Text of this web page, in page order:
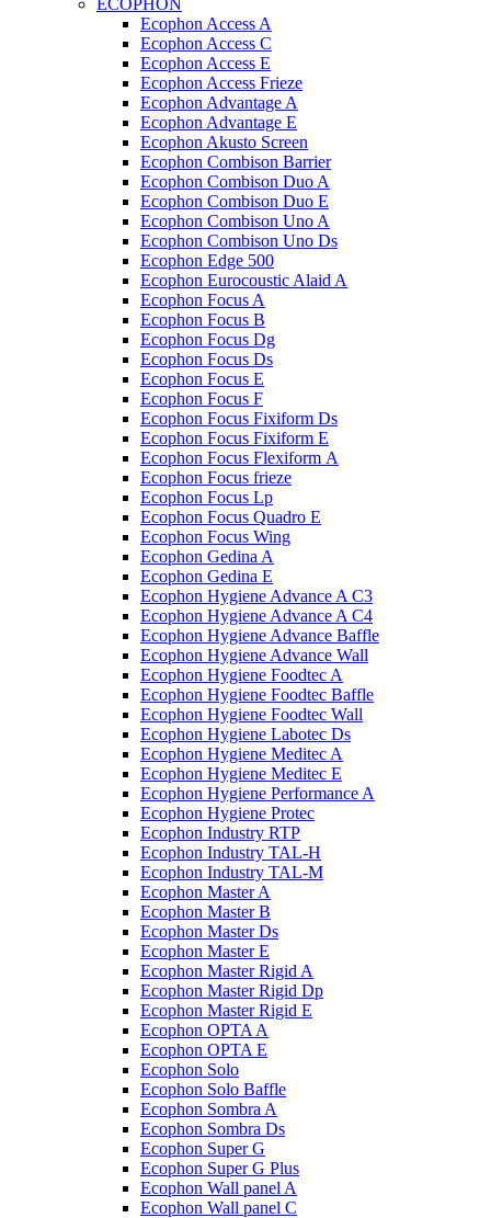
ECOPHON
Ecophon Access A
Ecophon Access C
Ecophon Access E
Ecophon Access Frieze
Ecophon Advantage A
Ecophon Advantage E
Ecophon Akusto Screen
Ecophon Combison Barrier
Ecophon Combison Duo A
Ecophon Combison Duo E
Ecophon Combison Uno A
Ecophon Combison Uno Ds
Ecophon Edge 500
Ecophon Eurocoustic Alaid A
Ecophon Focus A
Ecophon Focus B
Ecophon Focus Dg
Ecophon Focus Ds
Ecophon Focus E
Ecophon Focus F
Ecophon Focus Fixiform Ds
Ecophon Focus Fixiform E
Ecophon Focus Flexiform А
Ecophon Focus frieze
Ecophon Focus Lp
Ecophon Focus Quаdro E
Ecophon Focus Wing
Ecophon Gedina A
Ecophon Gedina E
Ecophon Hygiene Advance A C3
Ecophon Hygiene Advance A C4
Ecophon Hygiene Advance Baffle
Ecophon Hygiene Advance Wall
Ecophon Hygiene Foodtec A
Ecophon Hygiene Foodtec Baffle
Ecophon Hygiene Foodtec Wall
Ecophon Hygiene Labotec Ds
Ecophon Hygiene Meditec A
Ecophon Hygiene Meditec E
Ecophon Hygiene Performance A
Ecophon Hygiene Proteс
Ecophon Industry RTP
Ecophon Industry TAL-H
Ecophon Industry TAL-M
Ecophon Master A
Ecophon Master B
Ecophon Master Ds
Ecophon Master E
Ecophon Master Rigid A
Ecophon Master Rigid Dp
Ecophon Master Rigid E
Ecophon OPTA A
Ecophon OPTA E
Ecophon Solo
Ecophon Solo Baffle
Ecophon Sombra A
Ecophon Sombra Ds
Ecophon Super G
Ecophon Super G Plus
Ecophon Wall panel A
Ecophon Wall panel C